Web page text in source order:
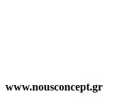
www.nousconcept.gr